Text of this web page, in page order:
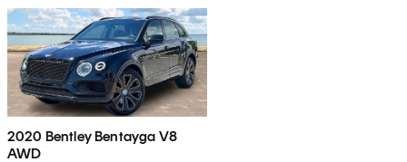
2020 Bentley Bentayga V8
AWD